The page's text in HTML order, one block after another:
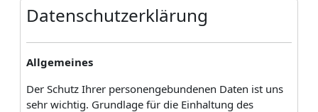
Datenschutzerklärung
Allgemeines
Der Schutz Ihrer personengebundenen Daten ist uns
sehr wichtig. Grundlage für die Einhaltung des